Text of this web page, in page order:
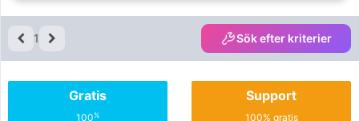
1 Sök efter kriterier
Gratis
100%
Support
100% gratis